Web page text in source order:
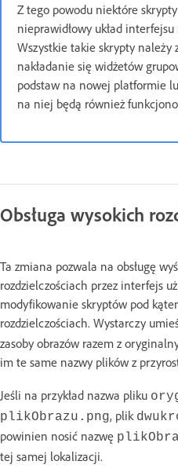
Z tego powodu niektóre
nieprawidłowy układ
Wszystkie takie skrypty
nakładanie się widżetów
podstaw na nowej platformie
na niej będą również
Obsługa wysokich
Ta zmiana pozwala na obsługę
rozdzielczościach przez interfejs
modyfikowanie skryptów pod
rozdzielczościach. Wystarczy
zasoby obrazów razem z
im te same nazwy plików z
Jeśli na przykład nazwa pliku
plikObrazu.png, plik
powinien nosić nazwę
tej samej lokalizacji.